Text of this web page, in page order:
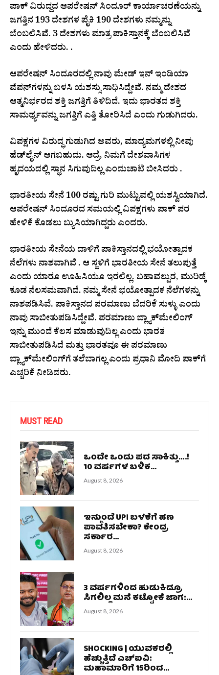
ಪಾಕ್ ವಿರುದ್ದದ ಆಪರೇಷನ್ ಸಿಂದೂರ್ ಕಾರ್ಯಾಚರಣೆಯನ್ನು
ಜಗತ್ತಿನ 193 ದೇಶಗಳ ಪೈಕಿ 190 ದೇಶಗಳು ನಮ್ಮನ್ನು
ಬೆಂಬಲಿಸಿವೆ. 3 ದೇಶಗಳು ಮಾತ್ರ ಪಾಕಿಸ್ತಾನಕ್ಕೆ ಬೆಂಬಲಿಸಿವೆ
ಎಂದು ಹೇಳಿದರು. .
ಆಪರೇಷನ್ ಸಿಂದೂರದಲ್ಲಿ ನಾವು ಮೇಡ್ ಇನ್ ಇಂಡಿಯಾ
ವೆಪನ್‌ಗಳನ್ನು ಬಳಸಿ ಯಶಸ್ಸು ಸಾಧಿಸಿದ್ದೇವೆ. ನಮ್ಮ ದೇಶದ
ಆತ್ಮನಿರ್ಭರದ ಶಕ್ತಿ ಜಗತ್ತಿಗೆ ತಿಳಿದಿದೆ. ಇದು ಭಾರತದ ಶಕ್ತಿ
ಸಾಮರ್ಥ್ಯವನ್ನು ಜಗತ್ತಿಗೆ ಎತ್ತಿ ತೋರಿಸಿದೆ ಎಂದು ಗುಡುಗಿದರು.
ವಿಪಕ್ಷಗಳ ವಿರುದ್ಧ ಗುಡುಗಿದ ಅವರು, ಮಾದ್ಯಮಗಳಲ್ಲಿ ನೀವು
ಹೆಡ್‌ಲೈನ್ ಆಗಬಹುದು. ಆದ್ರೆ, ನಿಮಗೆ ದೇಶವಾಸಿಗಳ
ಹೃದಯದಲ್ಲಿ ಸ್ಥಾನ ಸಿಗುವುದಿಲ್ಲ ಎಂದುಚಾಟಿ ಬೀಸಿದರು .
ಭಾರತೀಯ ಸೇನೆ 100 ರಷ್ಟು ಗುರಿ ಮುಟ್ಟುವಲ್ಲಿ ಯಶಸ್ವಿಯಾಗಿದೆ.
ಆಪರೇಷನ್ ಸಿಂದೂರದ ಸಮಯಲ್ಲಿ ವಿಪಕ್ಷಗಳು ಪಾಕ್ ಪರ
ಹೇಳಿಕೆ ಕೊಡಲು ಬ್ಯುಸಿಯಾಗಿದ್ದರು ಎಂದರು.
ಭಾರತೀಯ ಸೇನೆಯ ದಾಳಿಗೆ ಪಾಕಿಸ್ತಾನದಲ್ಲಿ ಭಯೋತ್ಪಾದಕ
ನೆಲೆಗಳು ನಾಶವಾಗಿವೆ . ಆ ಸ್ಥಳಿಗೆ ಭಾರತೀಯ ಸೇನೆ ತಲುಪುತ್ತೆ
ಎಂದು ಯಾರೂ ಊಹಿಸಿಯೂ ಇರಲಿಲ್ಲ. ಬಹಾವಲ್ಪುರ, ಮುರಿಡ್ಕೆ
ಕೂಡ ನೆಲಸಮವಾಗಿದೆ. ನಮ್ಮ ಸೇನೆ ಭಯೋತ್ಪಾದಕ ನೆಲೆಗಳನ್ನು
ನಾಶಪಡಿಸಿವೆ. ಪಾಕಿಸ್ತಾನದ ಪರಮಾಣು ಬೆದರಿಕೆ ಸುಳ್ಳು ಎಂದು
ನಾವು ಸಾಬೀತುಪಡಿಸಿದ್ದೇವೆ. ಪರಮಾಣು ಬ್ಲ್ಯಾಕ್‌ಮೇಲಿಂಗ್
ಇನ್ನು ಮುಂದೆ ಕೆಲಸ ಮಾಡುವುದಿಲ್ಲ ಎಂದು ಭಾರತ
ಸಾಬೀತುಪಡಿಸಿದೆ ಮತ್ತು ಭಾರತವೂ ಈ ಪರಮಾಣು
ಬ್ಲ್ಯಾಕ್‌ಮೇಲಿಂಗ್‌ಗೆ ತಲೆಬಾಗಲ್ಲ ಎಂದು ಪ್ರಧಾನಿ ಮೋದಿ ಪಾಕ್‌ಗೆ
ಎಚ್ಚರಿಕೆ ನೀಡಿದರು.
MUST READ
ಒಂದೇ ಒಂದು ಪದ ಸಾಕಿತ್ತು….!
10 ವರ್ಷಗಳ ಬಳಿಕ...
August 8, 2026
ಇನ್ಮುಂದೆ UPI ಬಳಕೆಗೆ ಹಣ
ಪಾವತಿಸಬೇಕಾ? ಕೇಂದ್ರ
ಸರ್ಕಾರ...
August 8, 2026
3 ವರ್ಷಗಳಿಂದ ಹುಡುಕಿದ್ರೂ
ಸಿಗಲಿಲ್ಲ ಮನೆ ಕಟ್ಟೋಕೆ ಜಾಗ:...
August 8, 2026
SHOCKING | ಯುವಕರಲ್ಲಿ
ಹೆಚ್ಚುತ್ತಿದೆ ಎಚ್‌ಐವಿ:
ಮಹಾಮಾರಿಗೆ 15ರಿಂದ...